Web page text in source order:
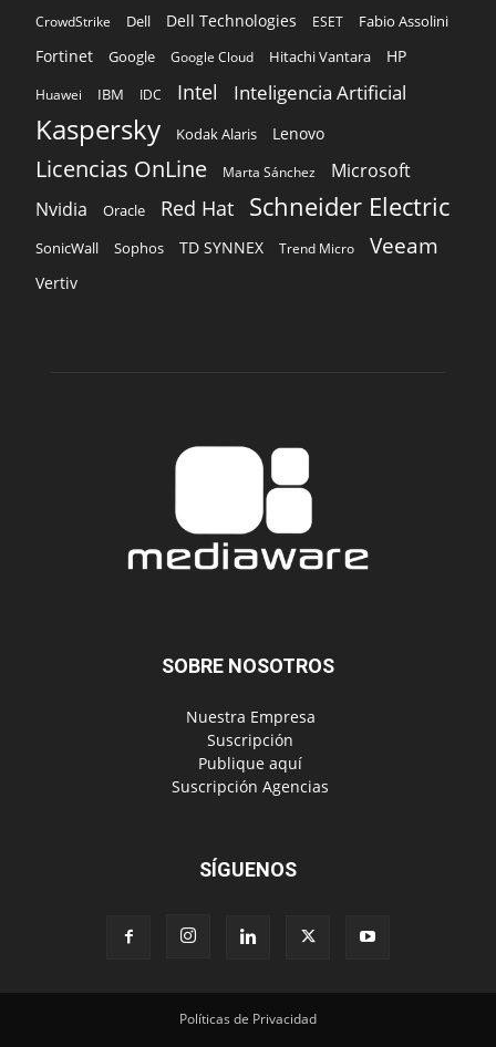
CrowdStrike
Dell Dell Technologies ESET Fabio Assolini
Fortinet Google Google Cloud Hitachi Vantara HP
Huawei IBM IDC Intel Inteligencia Artificial
Kaspersky Kodak Alaris Lenovo
Licencias OnLine Marta Sánchez
Microsoft
Nvidia
Oracle Red Hat Schneider Electric
SonicWall Sophos TD SYNNEX Trend Micro Veeam
Vertiv
SOBRE NOSOTROS
‎ Nuestra Empresa
‎ Suscripción
‎ Publique aquí
‎ Suscripción Agencias
SÍGUENOS
Políticas de Privacidad